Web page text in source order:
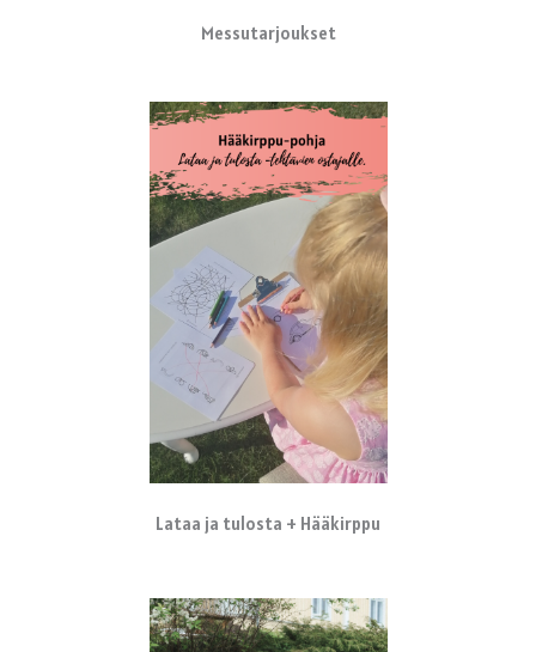
Messutarjoukset
Lataa ja tulosta + Hääkirppu